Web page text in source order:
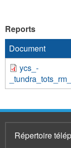
Reports
Document
ycs_-
Répertoire